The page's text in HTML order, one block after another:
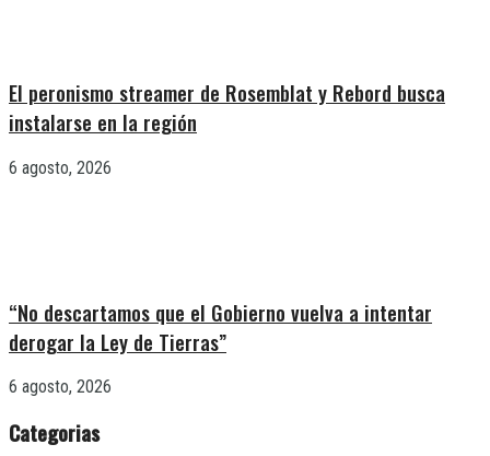
El peronismo streamer de Rosemblat y Rebord busca
instalarse en la región
6 agosto, 2026
“No descartamos que el Gobierno vuelva a intentar
derogar la Ley de Tierras”
6 agosto, 2026
Categorias